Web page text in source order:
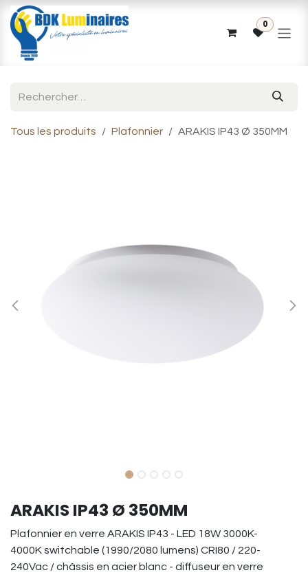
Se rendre au contenu
0
Tous les produits Plafonnier ARAKIS IP43 Ø 350MM
ARAKIS IP43 Ø 350MM
Plafonnier en verre ARAKIS IP43 - LED 18W 3000K-
4000K switchable (1990/2080 lumens) CRI80 / 220-
240Vac / châssis en acier blanc - diffuseur en verre